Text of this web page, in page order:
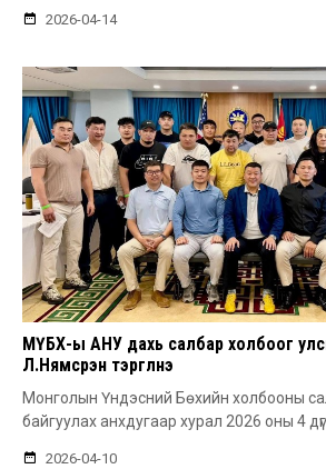
2026-04-14
МҮБХ-ы АНУ дахь салбар холбоог
Л.Нямсүрэн тэргүүлнэ
Монголын Үндэсний Бөхийн холбооны
байгуулах анхдугаар хурал 2026 оны 4
2026-04-10